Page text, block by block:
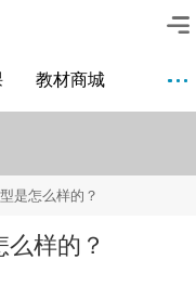
教材商城
是怎么样的？
样的？